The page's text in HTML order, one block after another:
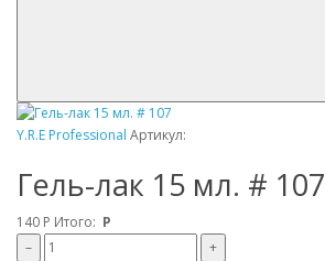
Y.R.E Professional Артикул:
Гель-лак 15 мл. # 107
140 Р Итого: Р
–
+